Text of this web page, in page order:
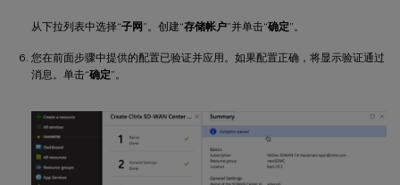
从下拉列表中选择“子网”。创建“存储帐户”并单击“确定”。
您在前面步骤中提供的配置已验证并应用。如果配置正确，将显示验证通过
消息。单击“确定”。